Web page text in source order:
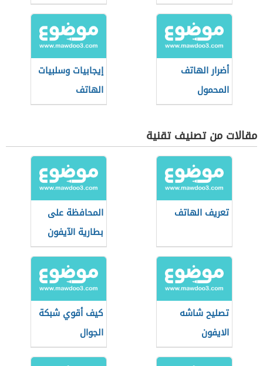
بالموبايل
أضرار الهاتف
المحمول
إيجابيات وسلبيات
الهاتف
مقالات من تصنيف تقنية
تعريف الهاتف
المحافظة على
بطارية الآيفون
تصليح شاشه
الايفون
كيف أقوي شبكة
الجوال